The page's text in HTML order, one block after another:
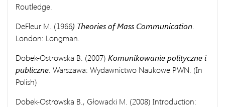
Routledge.
DeFleur M. (1966) Theories of Mass Communication
London: Longman.
Dobek-Ostrowska B. (2007) Komunikowanie polityczne i
publiczne . Warszawa: Wydawnictwo Naukowe PWN. (In
Polish)
Dobek-Ostrowska B., Głowacki M. (2008) Introduction: